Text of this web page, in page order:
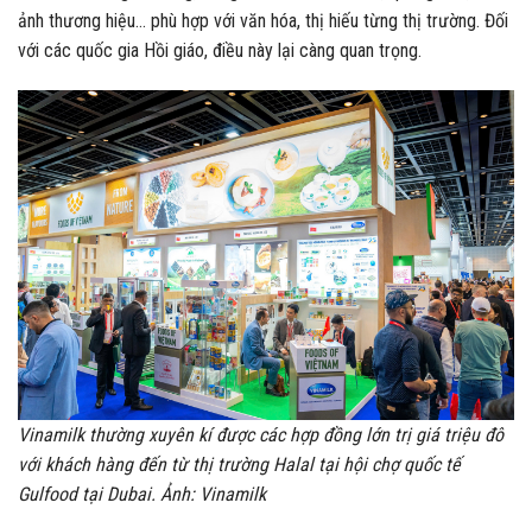
ảnh thương hiệu… phù hợp với văn hóa, thị hiếu từng thị trường. Đối
với các quốc gia Hồi giáo, điều này lại càng quan trọng.
Vinamilk thường xuyên kí được các hợp đồng lớn trị giá triệu đô
với khách hàng đến từ thị trường Halal tại hội chợ quốc tế
Gulfood tại Dubai. Ảnh: Vinamilk